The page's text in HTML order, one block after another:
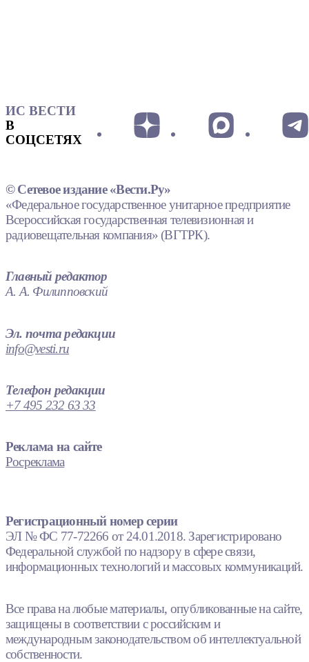
ИС ВЕСТИ
В
СОЦСЕТЯХ
© Сетевое издание «Вести.Ру»
«Федеральное государственное унитарное предприятие
Всероссийская государственная телевизионная и
радиовещательная компания» (ВГТРК).
Главный редактор
А. А. Филипповский
Эл. почта редакции
info@vesti.ru
Телефон редакции
+7 495 232 63 33
Реклама на сайте
Росреклама
Регистрационный номер серии
ЭЛ № ФС 77-72266 от 24.01.2018. Зарегистрировано
Федеральной службой по надзору в сфере связи,
информационных технологий и массовых коммуникаций.
Все права на любые материалы, опубликованные на сайте,
защищены в соответствии с российским и
международным законодательством об интеллектуальной
собственности.